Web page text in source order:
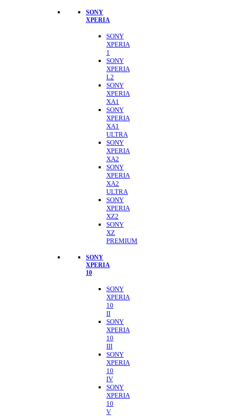
SONY
XPERIA
SONY
XPERIA
1
SONY
XPERIA
L2
SONY
XPERIA
XA1
SONY
XPERIA
XA1
ULTRA
SONY
XPERIA
XA2
SONY
XPERIA
XA2
ULTRA
SONY
XPERIA
XZ2
SONY
XZ
PREMIUM
SONY
XPERIA
10
SONY
XPERIA
10
II
SONY
XPERIA
10
III
SONY
XPERIA
10
IV
SONY
XPERIA
10
V